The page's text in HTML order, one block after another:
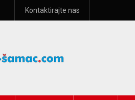
Kontaktirajte nas